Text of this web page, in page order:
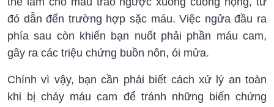
đó dẫn đến trường hợp sặc máu. Việc ngửa đầu ra
phía sau còn khiến bạn nuốt phải phần máu cam,
gây ra các triệu chứng buồn nôn, ói mửa.
Chính vì vậy, bạn cần phải biết cách xử lý an toàn
khi bị chảy máu cam để tránh những biến chứng